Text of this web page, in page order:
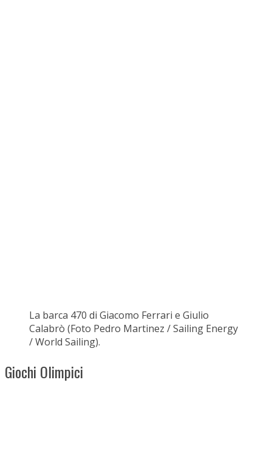
La barca 470 di Giacomo Ferrari e Giulio
Calabrò (Foto Pedro Martinez / Sailing Energy
/ World Sailing).
Giochi Olimpici